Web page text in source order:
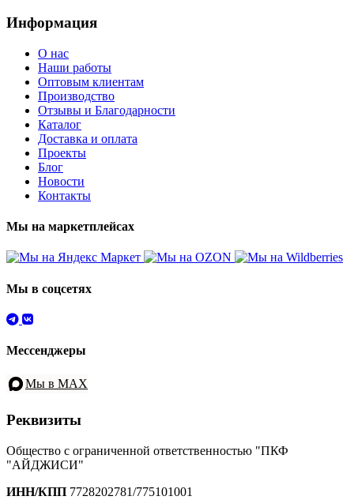
Информация
О нас
Наши работы
Оптовым клиентам
Производство
Отзывы и Благодарности
Каталог
Доставка и оплата
Проекты
Блог
Новости
Контакты
Мы на маркетплейсах
Мы в соцсетях
Мессенджеры
Мы в MAX
Реквизиты
Общество с ограниченной ответственностью "ПКФ
"АЙДЖИСИ"
ИНН/КПП 7728202781/775101001